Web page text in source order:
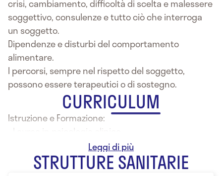
crisi, cambiamento, difficoltà di scelta e malessere
soggettivo, consulenze e tutto ciò che interroga
un soggetto.
Dipendenze e disturbi del comportamento
alimentare.
I percorsi, sempre nel rispetto del soggetto,
possono essere terapeutici o di sostegno.
CURRICULUM
Istruzione e Formazione:
- Laurea in psicologia clinica
- Specializzazione in psicoterapia psicoanalitica
STRUTTURE SANITARIE